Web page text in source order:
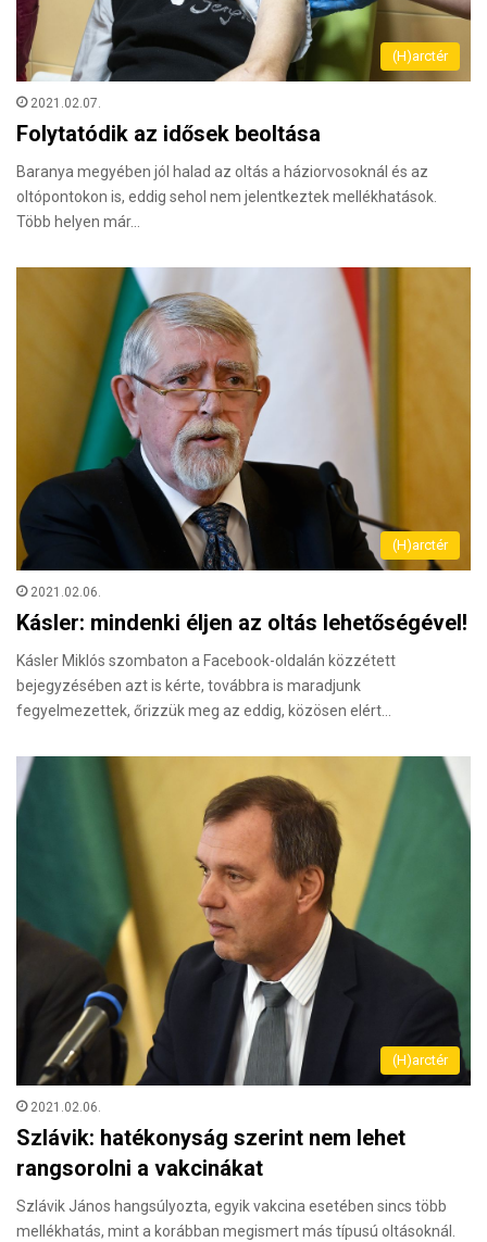
(H)arctér
2021.02.07.
Folytatódik az idősek beoltása
Baranya megyében jól halad az oltás a háziorvosoknál és az
oltópontokon is, eddig sehol nem jelentkeztek mellékhatások.
Több helyen már…
(H)arctér
2021.02.06.
Kásler: mindenki éljen az oltás lehetőségével!
Kásler Miklós szombaton a Facebook-oldalán közzétett
bejegyzésében azt is kérte, továbbra is maradjunk
fegyelmezettek, őrizzük meg az eddig, közösen elért…
(H)arctér
2021.02.06.
Szlávik: hatékonyság szerint nem lehet
rangsorolni a vakcinákat
Szlávik János hangsúlyozta, egyik vakcina esetében sincs több
mellékhatás, mint a korábban megismert más típusú oltásoknál.